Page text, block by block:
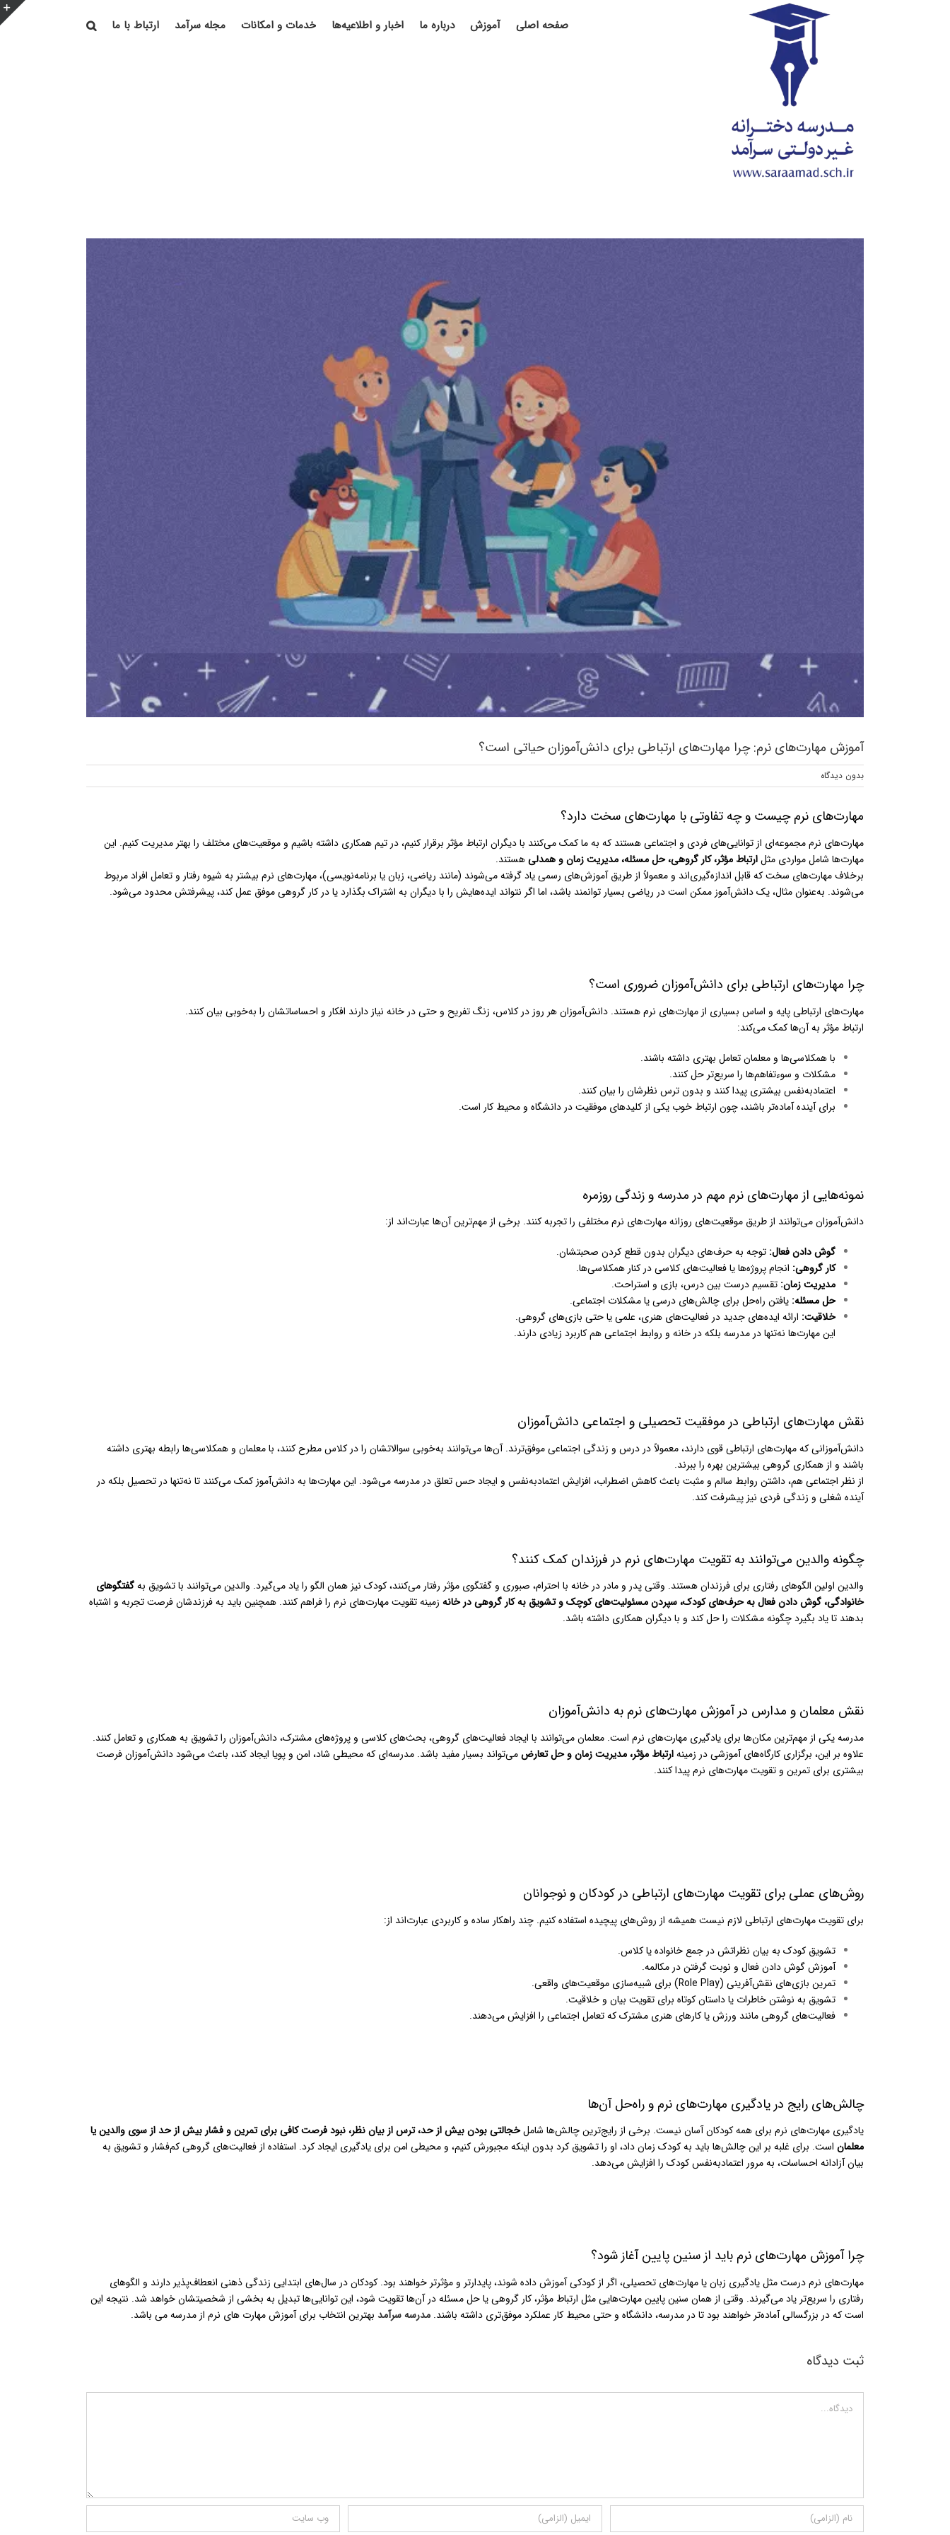
صفحه اصلی آموزش درباره ما اخبار و اطلاعیه‌ها خدمات و امکانات مجله سرآمد ارتباط با ما
آموزش مهارت‌های نرم: چرا مهارت‌های ارتباطی برای دانش‌آموزان حیاتی است؟
بدون ديدگاه
مهارت‌های نرم چیست و چه تفاوتی با مهارت‌های سخت دارد؟
مهارت‌های نرم مجموعه‌ای از توانایی‌های فردی و اجتماعی هستند که به ما کمک می‌کنند با دیگران ارتباط مؤثر برقرار کنیم، در تیم همکاری داشته باشیم و موقعیت‌های مختلف را بهتر مدیریت کنیم. این
مهارت‌ها شامل مواردی مثلارتباط مؤثر، کار گروهی، حل مسئله، مدیریت زمان و همدلیهستند.
برخلاف مهارت‌های سخت که قابل اندازه‌گیری‌اند و معمولاً از طریق آموزش‌های رسمی یاد گرفته می‌شوند (مانند ریاضی، زبان یا برنامه‌نویسی)، مهارت‌های نرم بیشتر به شیوه رفتار و تعامل افراد مربوط
می‌شوند. به‌عنوان مثال، یک دانش‌آموز ممکن است در ریاضی بسیار توانمند باشد، اما اگر نتواند ایده‌هایش را با دیگران به اشتراک بگذارد یا در کار گروهی موفق عمل کند، پیشرفتش محدود می‌شود.
چرا مهارت‌های ارتباطی برای دانش‌آموزان ضروری است؟
مهارت‌های ارتباطی پایه و اساس بسیاری از مهارت‌های نرم هستند. دانش‌آموزان هر روز در کلاس، زنگ تفریح و حتی در خانه نیاز دارند افکار و احساساتشان را به‌خوبی بیان کنند.
ارتباط مؤثر به آن‌ها کمک می‌کند:
با همکلاسی‌ها و معلمان تعامل بهتری داشته باشند.
مشکلات و سوءتفاهم‌ها را سریع‌تر حل کنند.
اعتمادبه‌نفس بیشتری پیدا کنند و بدون ترس نظرشان را بیان کنند.
برای آینده آماده‌تر باشند، چون ارتباط خوب یکی از کلیدهای موفقیت در دانشگاه و محیط کار است.
نمونه‌هایی از مهارت‌های نرم مهم در مدرسه و زندگی روزمره
دانش‌آموزان می‌توانند از طریق موقعیت‌های روزانه مهارت‌های نرم مختلفی را تجربه کنند. برخی از مهم‌ترین آن‌ها عبارت‌اند از:
گوش دادن فعال: توجه به حرف‌های دیگران بدون قطع کردن صحبتشان.
کار گروهی: انجام پروژه‌ها یا فعالیت‌های کلاسی در کنار همکلاسی‌ها.
مدیریت زمان: تقسیم درست بین درس، بازی و استراحت.
حل مسئله: یافتن راه‌حل برای چالش‌های درسی یا مشکلات اجتماعی.
خلاقیت: ارائه ایده‌های جدید در فعالیت‌های هنری، علمی یا حتی بازی‌های گروهی.
این مهارت‌ها نه‌تنها در مدرسه بلکه در خانه و روابط اجتماعی هم کاربرد زیادی دارند.
نقش مهارت‌های ارتباطی در موفقیت تحصیلی و اجتماعی دانش‌آموزان
دانش‌آموزانی که مهارت‌های ارتباطی قوی دارند، معمولاً در درس و زندگی اجتماعی موفق‌ترند. آن‌ها می‌توانند به‌خوبی سوالاتشان را در کلاس مطرح کنند، با معلمان و همکلاسی‌ها رابطه بهتری داشته
باشند و از همکاری گروهی بیشترین بهره را ببرند.
از نظر اجتماعی هم، داشتن روابط سالم و مثبت باعث کاهش اضطراب، افزایش اعتمادبه‌نفس و ایجاد حس تعلق در مدرسه می‌شود. این مهارت‌ها به دانش‌آموز کمک می‌کنند تا نه‌تنها در تحصیل بلکه در
آینده شغلی و زندگی فردی نیز پیشرفت کند.
چگونه والدین می‌توانند به تقویت مهارت‌های نرم در فرزندان کمک کنند؟
والدین اولین الگوهای رفتاری برای فرزندان هستند. وقتی پدر و مادر در خانه با احترام، صبوری و گفتگوی مؤثر رفتار می‌کنند، کودک نیز همان الگو را یاد می‌گیرد. والدین می‌توانند با تشویق بهگفتگوهای
خانوادگی، گوش دادن فعال به حرف‌های کودک، سپردن مسئولیت‌های کوچک و تشویق به کار گروهی در خانه زمینه تقویت مهارت‌های نرم را فراهم کنند. همچنین باید به فرزندشان فرصت تجربه و اشتباه
بدهند تا یاد بگیرد چگونه مشکلات را حل کند و با دیگران همکاری داشته باشد.
نقش معلمان و مدارس در آموزش مهارت‌های نرم به دانش‌آموزان
مدرسه یکی از مهم‌ترین مکان‌ها برای یادگیری مهارت‌های نرم است. معلمان می‌توانند با ایجاد فعالیت‌های گروهی، بحث‌های کلاسی و پروژه‌های مشترک، دانش‌آموزان را تشویق به همکاری و تعامل کنند.
علاوه بر این، برگزاری کارگاه‌های آموزشی در زمینهارتباط مؤثر، مدیریت زمان و حل تعارضمی‌تواند بسیار مفید باشد. مدرسه‌ای که محیطی شاد، امن و پویا ایجاد کند، باعث می‌شود دانش‌آموزان فرصت
بیشتری برای تمرین و تقویت مهارت‌های نرم پیدا کنند.
روش‌های عملی برای تقویت مهارت‌های ارتباطی در کودکان و نوجوانان
برای تقویت مهارت‌های ارتباطی لازم نیست همیشه از روش‌های پیچیده استفاده کنیم. چند راهکار ساده و کاربردی عبارت‌اند از:
تشویق کودک به بیان نظراتش در جمع خانواده یا کلاس.
آموزش گوش دادن فعال و نوبت گرفتن در مکالمه.
تمرین بازی‌های نقش‌آفرینی (Role Play) برای شبیه‌سازی موقعیت‌های واقعی.
تشویق به نوشتن خاطرات یا داستان کوتاه برای تقویت بیان و خلاقیت.
فعالیت‌های گروهی مانند ورزش یا کارهای هنری مشترک که تعامل اجتماعی را افزایش می‌دهند.
چالش‌های رایج در یادگیری مهارت‌های نرم و راه‌حل آن‌ها
یادگیری مهارت‌های نرم برای همه کودکان آسان نیست. برخی از رایج‌ترین چالش‌ها شاملخجالتی بودن بیش از حد، ترس از بیان نظر، نبود فرصت کافی برای تمرین و فشار بیش از حد از سوی والدین یا
معلمان است. برای غلبه بر این چالش‌ها باید به کودک زمان داد، او را تشویق کرد بدون اینکه مجبورش کنیم، و محیطی امن برای یادگیری ایجاد کرد. استفاده از فعالیت‌های گروهی کم‌فشار و تشویق به
بیان آزادانه احساسات، به مرور اعتمادبه‌نفس کودک را افزایش می‌دهد.
چرا آموزش مهارت‌های نرم باید از سنین پایین آغاز شود؟
مهارت‌های نرم درست مثل یادگیری زبان یا مهارت‌های تحصیلی، اگر از کودکی آموزش داده شوند، پایدارتر و مؤثرتر خواهند بود. کودکان در سال‌های ابتدایی زندگی ذهنی انعطاف‌پذیر دارند و الگوهای
رفتاری را سریع‌تر یاد می‌گیرند. وقتی از همان سنین پایین مهارت‌هایی مثل ارتباط مؤثر، کار گروهی یا حل مسئله در آن‌ها تقویت شود، این توانایی‌ها تبدیل به بخشی از شخصیتشان خواهد شد. نتیجه این
است که در بزرگسالی آماده‌تر خواهند بود تا در مدرسه، دانشگاه و حتی محیط کار عملکرد موفق‌تری داشته باشند. مدرسه سرآمد بهترین انتخاب برای آموزش مهارت های نرم از مدرسه می باشد.
ثبت ديدگاه